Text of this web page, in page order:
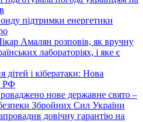
підтримки енергетики
Амалян розповів, як вручну
лабораторіях, і яке є
дітей і кібератаки: Нова
РФ
нове державне свято –
Збройних Сил України
довічну гарантію на